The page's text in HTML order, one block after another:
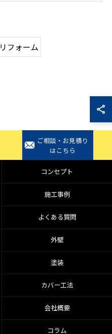
リフォーム
ご相談・お見積り
はこちら
コンセプト
施工事例
よくある質問
外壁
塗装
カバー工法
会社概要
コラム